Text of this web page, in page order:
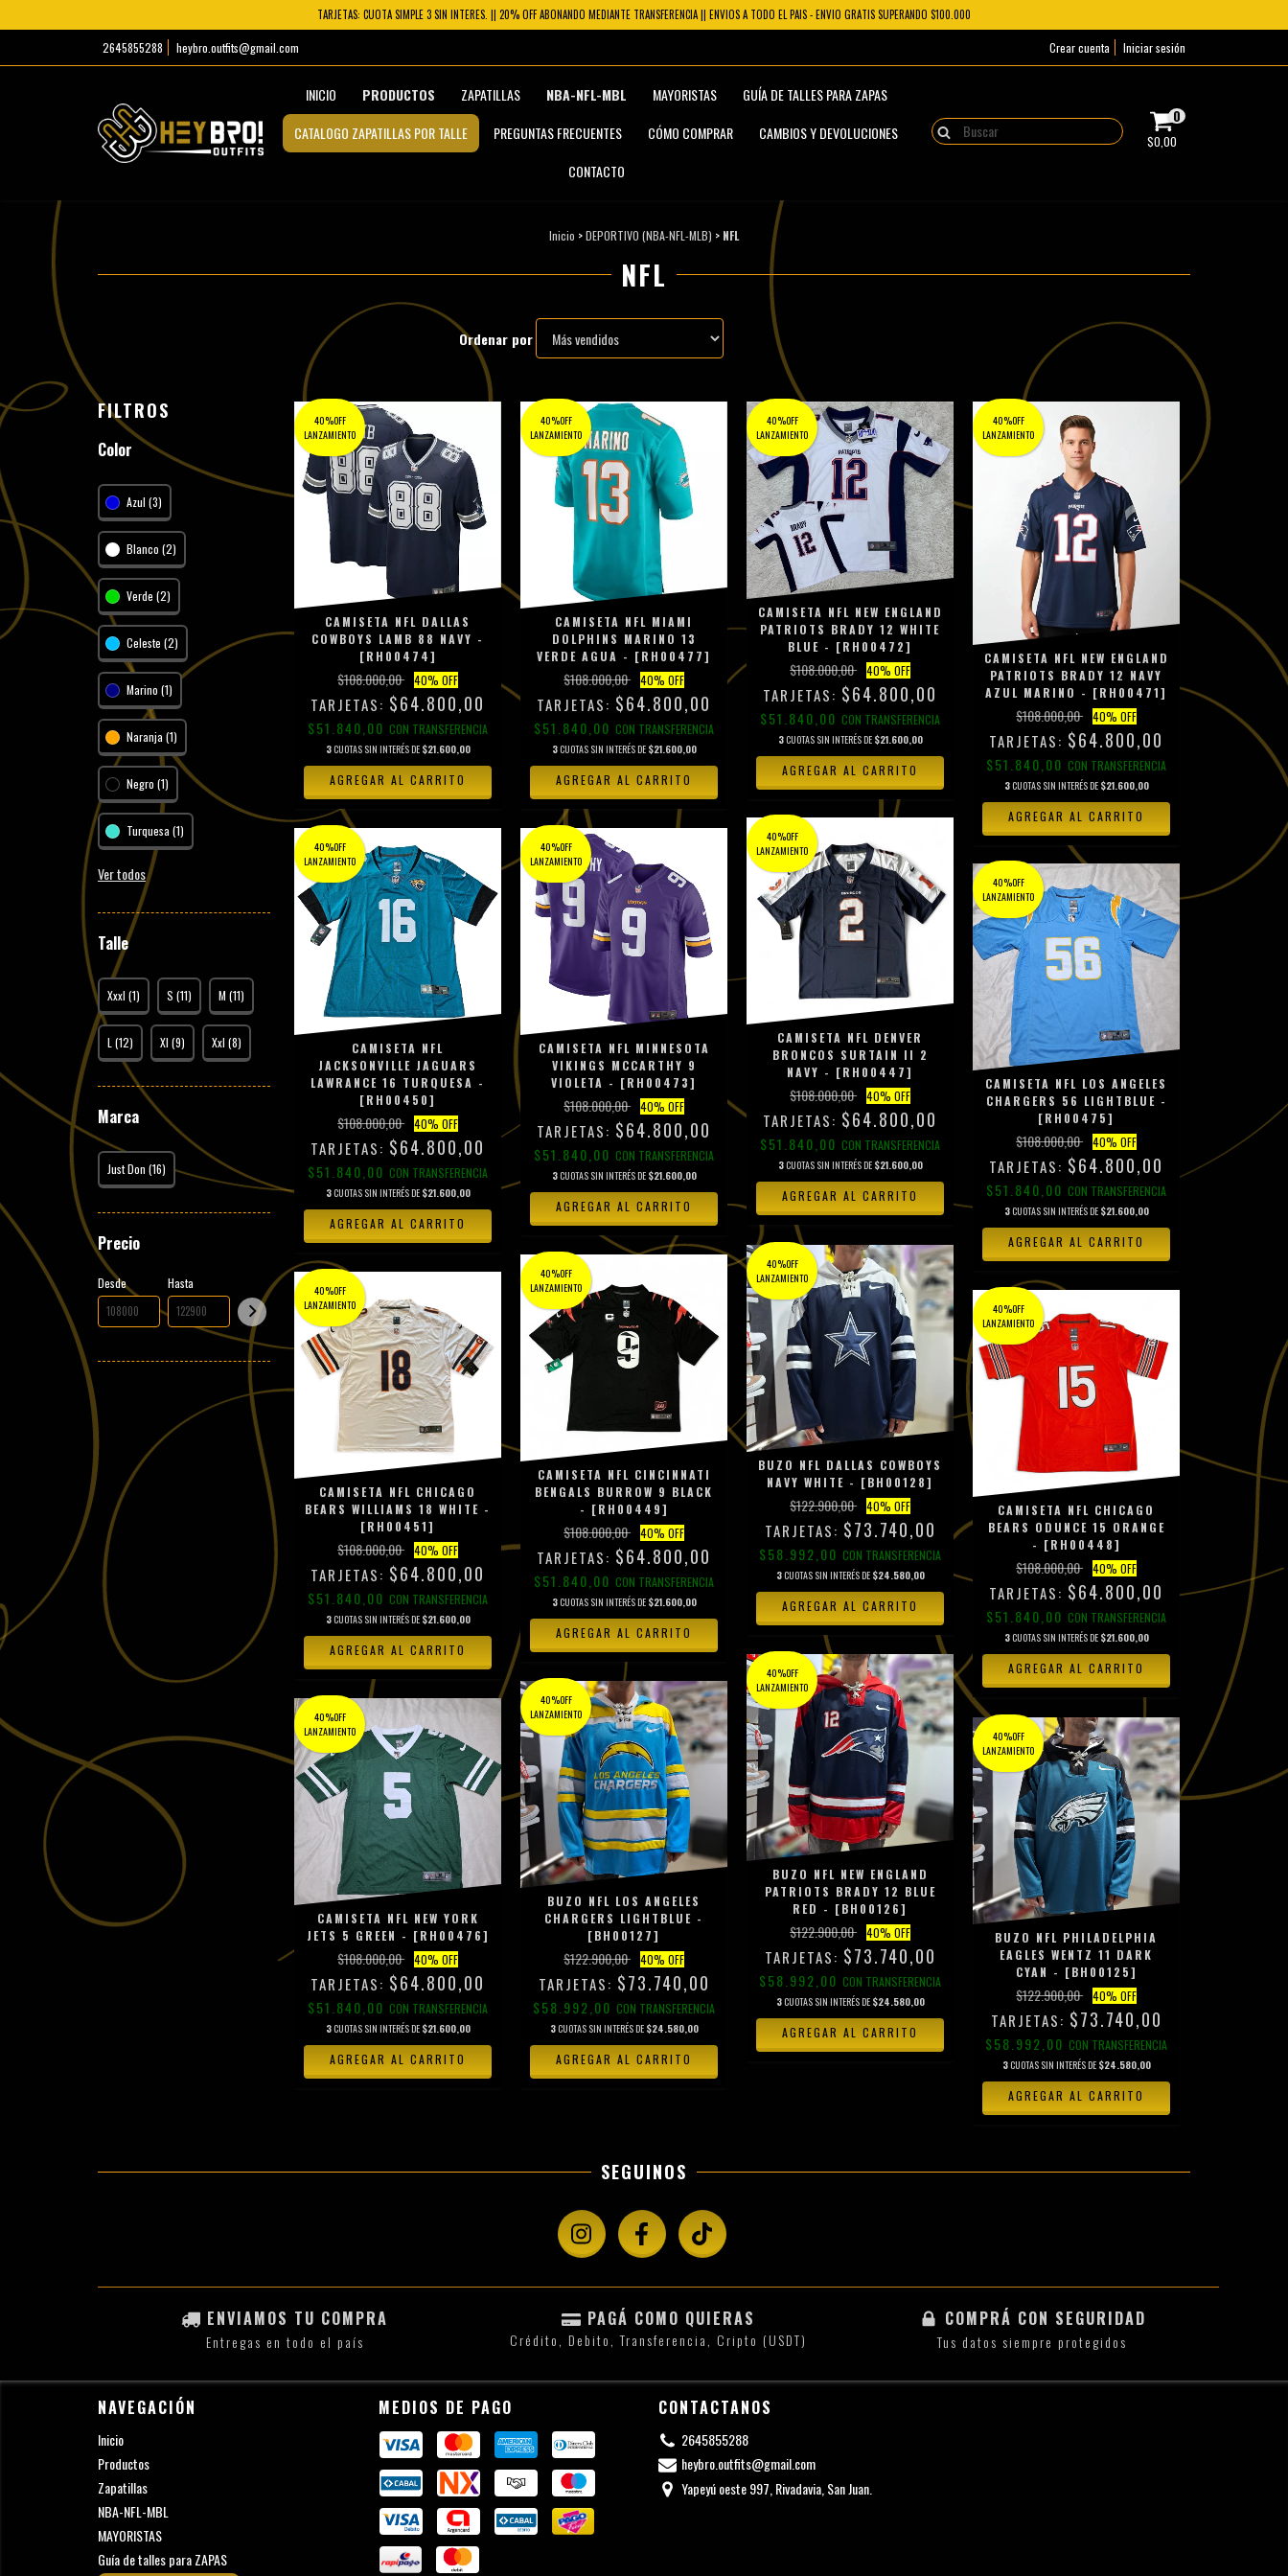
TARJETAS: CUOTA SIMPLE 3 SIN INTERES. || 20% OFF ABONANDO MEDIANTE TRANSFERENCIA || ENVIOS A TODO EL PAIS - ENVIO GRATIS SUPERANDO $100.000
2645855288 heybro.outfits@gmail.com Crear cuenta Iniciar sesión
INICIO PRODUCTOS ZAPATILLAS NBA-NFL-MBL MAYORISTAS
GUÍA DE TALLES PARA ZAPAS
CATALOGO ZAPATILLAS POR TALLE
PREGUNTAS FRECUENTES CÓMO COMPRAR
CAMBIOS Y DEVOLUCIONES
CONTACTO
0
$0,00
Inicio >DEPORTIVO (NBA-NFL-MLB) > NFL
NFL
Ordenar por
FILTROS
Color
Azul (3)
Blanco (2)
Verde (2)
Celeste (2)
Marino (1)
Naranja (1)
Negro (1)
Turquesa (1)
Ver todos
Talle
Xxxl (1) S (11) M (11)
L (12) Xl (9) Xxl (8)
Marca
Just Don (16)
Precio
Desde Hasta
40%OFF
LANZAMIENTO
CAMISETA NFL DALLAS
COWBOYS LAMB 88 NAVY -
[RH00474]
$108.000,00 40% OFF
$64.800,00
$51.840,00CON TRANSFERENCIA
3CUOTAS SIN INTERÉS DE $21.600,00
AGREGAR AL CARRITO
40%OFF
LANZAMIENTO
CAMISETA NFL MIAMI
DOLPHINS MARINO 13
VERDE AGUA - [RH00477]
$108.000,00 40% OFF
$64.800,00
$51.840,00CON TRANSFERENCIA
3CUOTAS SIN INTERÉS DE $21.600,00
AGREGAR AL CARRITO
40%OFF
LANZAMIENTO
CAMISETA NFL NEW ENGLAND
PATRIOTS BRADY 12 WHITE
BLUE - [RH00472]
$108.000,00 40% OFF
$64.800,00
$51.840,00CON TRANSFERENCIA
3CUOTAS SIN INTERÉS DE $21.600,00
AGREGAR AL CARRITO
40%OFF
LANZAMIENTO
CAMISETA NFL NEW ENGLAND
PATRIOTS BRADY 12 NAVY
AZUL MARINO - [RH00471]
$108.000,00 40% OFF
$64.800,00
$51.840,00CON TRANSFERENCIA
3CUOTAS SIN INTERÉS DE $21.600,00
AGREGAR AL CARRITO
40%OFF
LANZAMIENTO
CAMISETA NFL
JACKSONVILLE JAGUARS
LAWRANCE 16 TURQUESA -
[RH00450]
$108.000,00 40% OFF
$64.800,00
$51.840,00CON TRANSFERENCIA
3CUOTAS SIN INTERÉS DE $21.600,00
AGREGAR AL CARRITO
40%OFF
LANZAMIENTO
CAMISETA NFL MINNESOTA
VIKINGS MCCARTHY 9
VIOLETA - [RH00473]
$108.000,00 40% OFF
$64.800,00
$51.840,00CON TRANSFERENCIA
3CUOTAS SIN INTERÉS DE $21.600,00
AGREGAR AL CARRITO
40%OFF
LANZAMIENTO
CAMISETA NFL DENVER
BRONCOS SURTAIN II 2
NAVY - [RH00447]
$108.000,00 40% OFF
$64.800,00
$51.840,00CON TRANSFERENCIA
3CUOTAS SIN INTERÉS DE $21.600,00
AGREGAR AL CARRITO
40%OFF
LANZAMIENTO
CAMISETA NFL LOS ANGELES
CHARGERS 56 LIGHTBLUE -
[RH00475]
$108.000,00 40% OFF
$64.800,00
$51.840,00CON TRANSFERENCIA
3CUOTAS SIN INTERÉS DE $21.600,00
AGREGAR AL CARRITO
40%OFF
LANZAMIENTO
CAMISETA NFL CHICAGO
BEARS WILLIAMS 18 WHITE -
[RH00451]
$108.000,00 40% OFF
$64.800,00
$51.840,00CON TRANSFERENCIA
3CUOTAS SIN INTERÉS DE $21.600,00
AGREGAR AL CARRITO
40%OFF
LANZAMIENTO
CAMISETA NFL CINCINNATI
BENGALS BURROW 9 BLACK
- [RH00449]
$108.000,00 40% OFF
$64.800,00
$51.840,00CON TRANSFERENCIA
3CUOTAS SIN INTERÉS DE $21.600,00
AGREGAR AL CARRITO
40%OFF
LANZAMIENTO
BUZO NFL DALLAS COWBOYS
NAVY WHITE - [BH00128]
$122.900,00 40% OFF
$73.740,00
$58.992,00CON TRANSFERENCIA
3CUOTAS SIN INTERÉS DE $24.580,00
AGREGAR AL CARRITO
40%OFF
LANZAMIENTO
CAMISETA NFL CHICAGO
BEARS ODUNCE 15 ORANGE
- [RH00448]
$108.000,00 40% OFF
$64.800,00
$51.840,00CON TRANSFERENCIA
3CUOTAS SIN INTERÉS DE $21.600,00
AGREGAR AL CARRITO
40%OFF
LANZAMIENTO
CAMISETA NFL NEW YORK
JETS 5 GREEN - [RH00476]
$108.000,00 40% OFF
$64.800,00
$51.840,00CON TRANSFERENCIA
3CUOTAS SIN INTERÉS DE $21.600,00
AGREGAR AL CARRITO
40%OFF
LANZAMIENTO
BUZO NFL LOS ANGELES
CHARGERS LIGHTBLUE -
[BH00127]
$122.900,00 40% OFF
$73.740,00
$58.992,00CON TRANSFERENCIA
3CUOTAS SIN INTERÉS DE $24.580,00
AGREGAR AL CARRITO
40%OFF
LANZAMIENTO
BUZO NFL NEW ENGLAND
PATRIOTS BRADY 12 BLUE
RED - [BH00126]
$122.900,00 40% OFF
$73.740,00
$58.992,00CON TRANSFERENCIA
3CUOTAS SIN INTERÉS DE $24.580,00
AGREGAR AL CARRITO
40%OFF
LANZAMIENTO
BUZO NFL PHILADELPHIA
EAGLES WENTZ 11 DARK
CYAN - [BH00125]
$122.900,00 40% OFF
$73.740,00
$58.992,00CON TRANSFERENCIA
3CUOTAS SIN INTERÉS DE $24.580,00
AGREGAR AL CARRITO
SEGUINOS
ENVIAMOS TU COMPRA
Entregas en todo el país
PAGÁ COMO QUIERAS
Crédito, Debito, Transferencia, Cripto (USDT)
COMPRÁ CON SEGURIDAD
Tus datos siempre protegidos
NAVEGACIÓN
Inicio
Productos
Zapatillas
NBA-NFL-MBL
MAYORISTAS
Guía de talles para ZAPAS
MEDIOS DE PAGO CONTACTANOS
2645855288
heybro.outfits@gmail.com
Yapeyú oeste 997, Rivadavia, San Juan.